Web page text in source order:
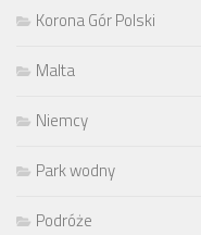
Korona Gór Polski
Malta
Niemcy
Park wodny
Podróże